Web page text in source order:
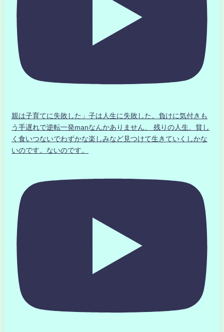
親は子育てに失敗した」子は人生に失敗した。負けに気付きも
う手遅れで逆転一発manなんかありません、 残りの人生、貧し
く食いつないでわずかな楽しみなど見つけて生きていくしかな
いのです。ないのです。